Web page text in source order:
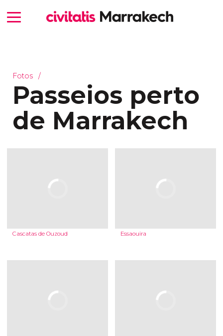
Fotos
Passeios perto
de Marrakech
Cascatas de Ouzoud Essaouira